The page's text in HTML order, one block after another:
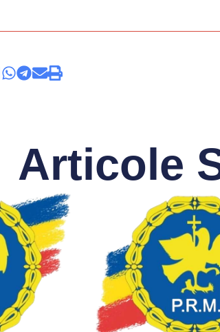
Articole